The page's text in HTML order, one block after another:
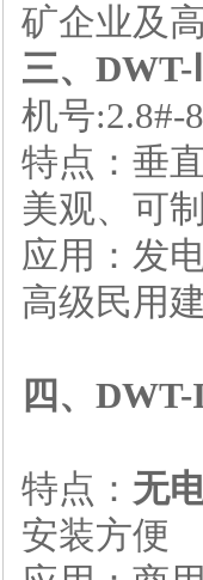
矿企业及
三、 DWT-
机号:2.8#-
特点：垂
美观、可
应用：发
高级民用
四、
特点： 无
安装方便